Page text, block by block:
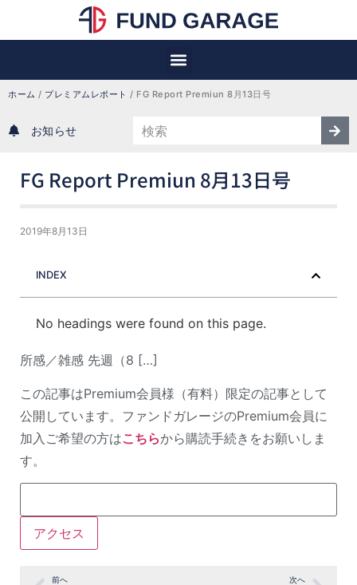
ホーム / プレミアムレポート / FG Report Premiun 8月13日号
お知らせ
FG Report Premiun 8月13日号
2019年8月13日
INDEX
No headings were found on this page.
所感／雑感 先週（8 […]
この記事はPremium会員様（有料）限定の記事として
公開しています。ファンドガレージのPremium会員に
加入ご希望の方はこちらから購読手続きをお願いしま
す。
前へ
次へ